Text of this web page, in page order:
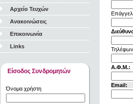
Αρχείο Τευχών
Ανακοινώσεις
Επικοινωνία
Links
Είσοδος Συνδρομητών
Όνομα χρήστη
Α.Φ.Μ.:
Email: